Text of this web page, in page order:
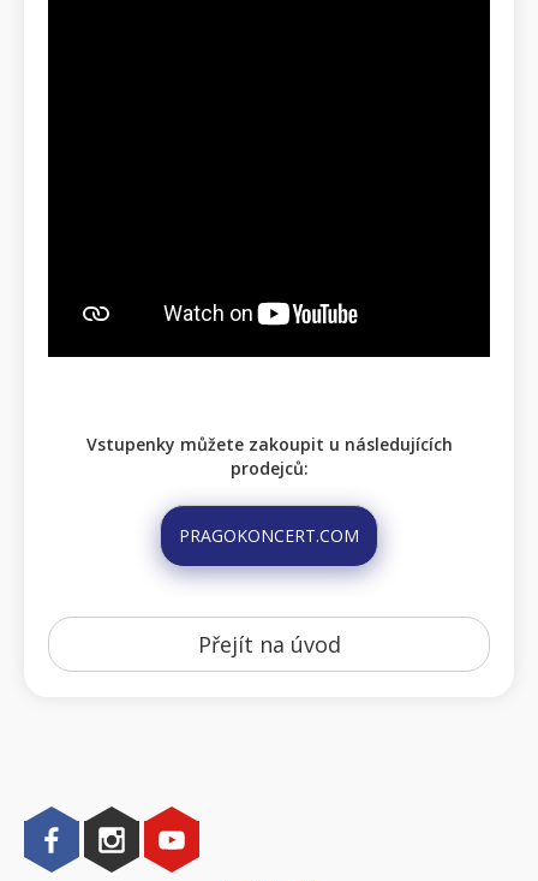
Vstupenky můžete zakoupit u následujících
prodejců:
PRAGOKONCERT.COM
Přejít na úvod